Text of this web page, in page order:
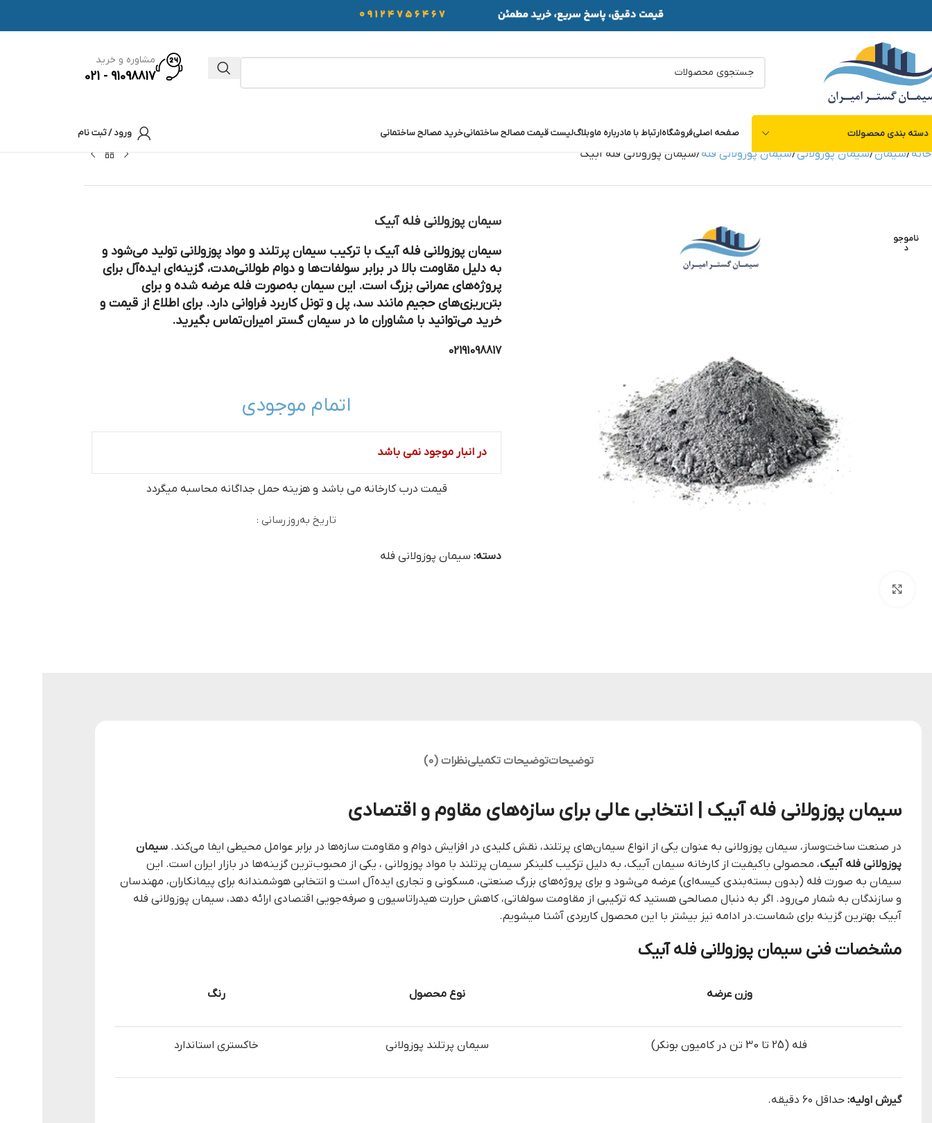
مشاوره و خرید
91098817 - 021
دسته بندی محصولات صفحه اصلیفروشگاهارتباط با مادرباره ماوبلاگلیست قیمت مصالح ساختمانیخرید مصالح ساختمانی ورود / ثبت نام
خانه سیمان سیمان پوزولانی سیمان پوزولانی فله سیمان پوزولانی فله آبیک
ناموجو
د
سیمان پوزولانی فله آبیک
سیمان پوزولانی فله آبیک با ترکیب سیمان پرتلند و مواد پوزولانی تولید می‌شود و
به دلیل مقاومت بالا در برابر سولفات‌ها و دوام طولانی‌مدت، گزینه‌ای ایده‌آل برای
پروژه‌های عمرانی بزرگ است. این سیمان به‌صورت فله عرضه شده و برای
بتن‌ریزی‌های حجیم مانند سد، پل و تونل کاربرد فراوانی دارد. برای اطلاع از قیمت و
خرید می‌توانید با مشاوران ما در سیمان گستر امیران تماس بگیرید.
02191098817
اتمام موجودی
در انبار موجود نمی باشد
قیمت درب کارخانه می‏ باشد و هزینه حمل جداگانه محاسبه میگردد
تاریخ به‌روزرسانی :
دسته: سیمان پوزولانی فله
توضیحاتتوضیحات تکمیلینظرات (0)
سیمان پوزولانی فله آبیک | انتخابی عالی برای سازه‌های مقاوم و اقتصادی
در صنعت ساخت‌وساز، سیمان پوزولانی به عنوان یکی از انواع سیمان‌های پرتلند، نقش کلیدی در افزایش دوام و مقاومت سازه‌ها در برابر عوامل محیطی ایفا می‌کند. سیمان
پوزولانی فله آبیک، محصولی باکیفیت از کارخانه سیمان آبیک، به دلیل ترکیب کلینکر سیمان پرتلند با مواد پوزولانی ، یکی از محبوب‌ترین گزینه‌ها در بازار ایران است. این
سیمان به صورت فله (بدون بسته‌بندی کیسه‌ای) عرضه می‌شود و برای پروژه‌های بزرگ صنعتی، مسکونی و تجاری ایده‌آل است و انتخابی هوشمندانه برای پیمانکاران، مهندسان
و سازندگان به شمار می‌رود. اگر به دنبال مصالحی هستید که ترکیبی از مقاومت سولفاتی، کاهش حرارت هیدراتاسیون و صرفه‌جویی اقتصادی ارائه دهد، سیمان پوزولانی فله
آبیک بهترین گزینه برای شماست.در ادامه نیز بیشتر با این محصول کاربردی آشنا میشویم.
مشخصات فنی سیمان پوزولانی فله آبیک
وزن عرضه نوع محصول رنگ
فله (25 تا 30 تن در کامیون بونکر) سیمان پرتلند پوزولانی خاکستری استاندارد
گیرش اولیه: حداقل ۶۰ دقیقه.